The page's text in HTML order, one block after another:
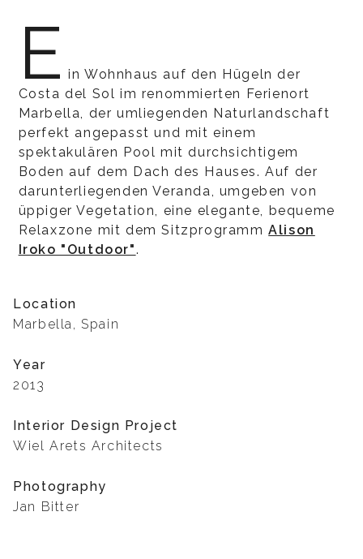
E in Wohnhaus auf den Hügeln der
Costa del Sol im renommierten Ferienort
Marbella, der umliegenden Naturlandschaft
perfekt angepasst und mit einem
spektakulären Pool mit durchsichtigem
Boden auf dem Dach des Hauses. Auf der
darunterliegenden Veranda, umgeben von
üppiger Vegetation, eine elegante, bequeme
Relaxzone mit dem SitzprogrammAlison
Iroko "Outdoor".
Location
Marbella, Spain
Year
2013
Interior Design Project
Wiel Arets Architects
Photography
Jan Bitter